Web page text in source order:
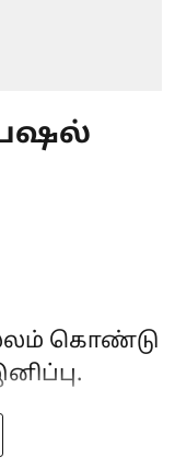
கொண்டு